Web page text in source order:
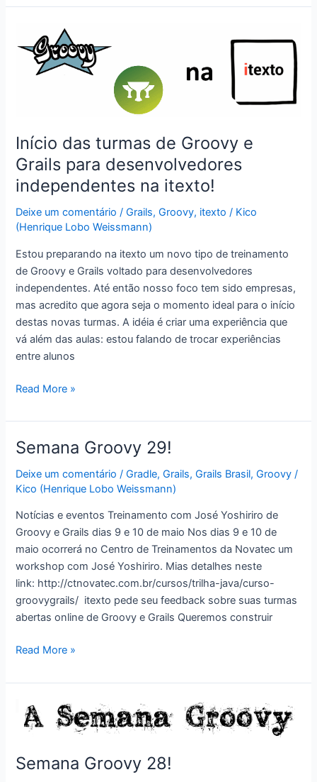
projeto:
itexto!
Início das turmas de Groovy e
Grails para desenvolvedores
independentes na itexto!
Deixe um comentário /Grails,Groovy, itexto / Kico
(Henrique Lobo Weissmann)
Estou preparando na itexto um novo tipo de treinamento
de Groovy e Grails voltado para desenvolvedores
independentes. Até então nosso foco tem sido empresas,
mas acredito que agora seja o momento ideal para o início
destas novas turmas. A idéia é criar uma experiência que
vá além das aulas: estou falando de trocar experiências
entre alunos
Início
turmas
de
Groovy
e
Grails
independentes
Read More »
Semana Groovy 29!
Deixe um comentário /Gradle,Grails,Grails Brasil,Groovy /
Kico (Henrique Lobo Weissmann)
Notícias e eventos Treinamento com José Yoshiriro de
Groovy e Grails dias 9 e 10 de maio Nos dias 9 e 10 de
maio ocorrerá no Centro de Treinamentos da Novatec um
workshop com José Yoshiriro. Mias detalhes neste
link: http://ctnovatec.com.br/cursos/trilha-java/curso-
groovygrails/ itexto pede seu feedback sobre suas turmas
abertas online de Groovy e Grails Queremos construir
Semana
29!
Read More »
Semana Groovy 28!